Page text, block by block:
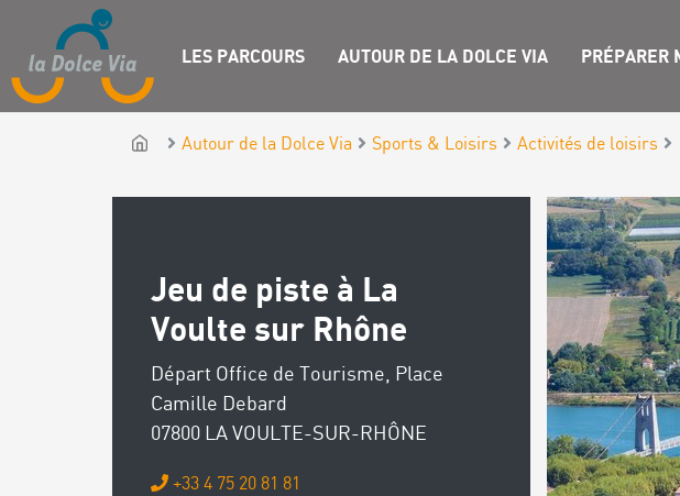
LES PARCOURS AUTOUR DE LA DOLCE VIA PRÉPARER
Autour de la Dolce Via Sports & Loisirs Activités de loisirs
Jeu de piste à La
Voulte sur Rhône
Départ Office de Tourisme, Place
Camille Debard
07800 LA VOULTE-SUR-RHÔNE
+33 4 75 20 81 81